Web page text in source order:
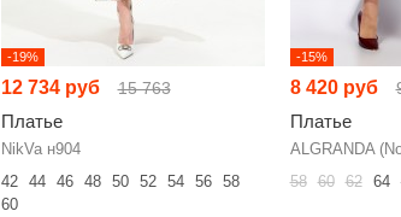
-19%
12 734 руб 15 763
Платье
NikVa н904
42
44 46 48 50 52 54 56
58
60
-15%
8 420 руб
Платье
ALGRANDA
58 60 62 64